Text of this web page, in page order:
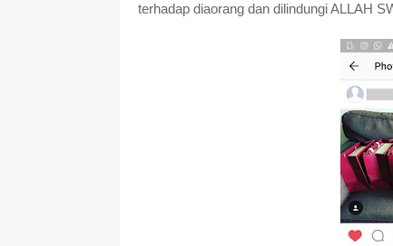
terhadap diaorang dan dilindungi ALLAH